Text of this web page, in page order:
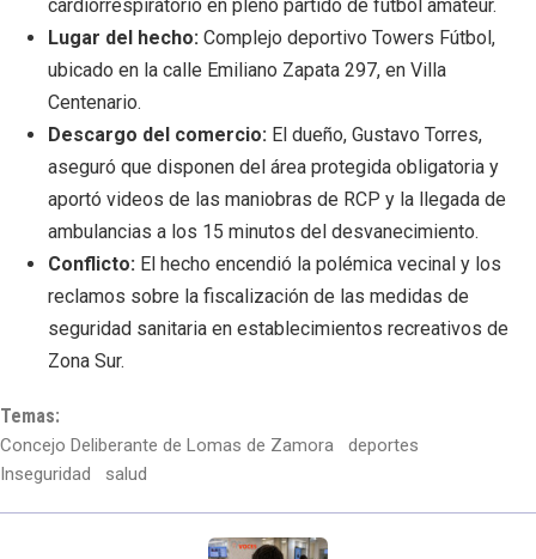
cardiorrespiratorio en pleno partido de fútbol amateur.
Lugar del hecho: Complejo deportivo Towers Fútbol,
ubicado en la calle Emiliano Zapata 297, en Villa
Centenario.
Descargo del comercio: El dueño, Gustavo Torres,
aseguró que disponen del área protegida obligatoria y
aportó videos de las maniobras de RCP y la llegada de
ambulancias a los 15 minutos del desvanecimiento.
Conflicto: El hecho encendió la polémica vecinal y los
reclamos sobre la fiscalización de las medidas de
seguridad sanitaria en establecimientos recreativos de
Zona Sur.
Temas:
Concejo Deliberante de Lomas de Zamora
deportes
Inseguridad
salud